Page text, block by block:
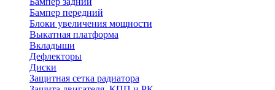
Бампер передний
Блоки увеличения мощности
Выкатная платформа
Вкладыши
Дефлекторы
Диски
Защитная сетка радиатора